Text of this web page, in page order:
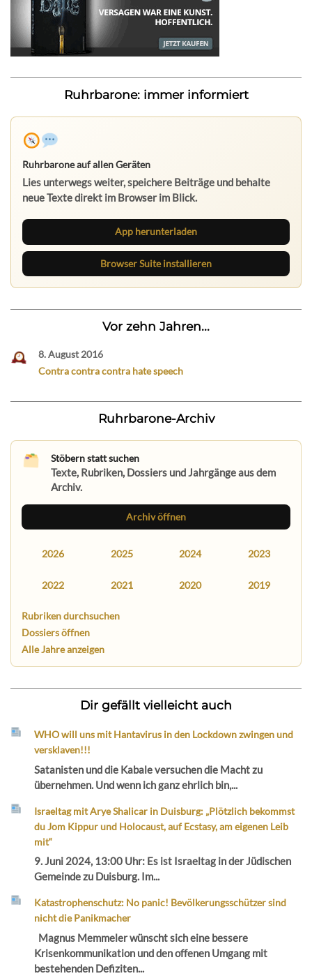
Ruhrbarone: immer informiert
Ruhrbarone auf allen Geräten
Lies unterwegs weiter, speichere Beiträge und behalte
neue Texte direkt im Browser im Blick.
App herunterladen
Browser Suite installieren
Vor zehn Jahren...
8. August 2016
Contra contra contra hate speech
Ruhrbarone-Archiv
Stöbern statt suchen
Texte, Rubriken, Dossiers und Jahrgänge aus dem
Archiv.
Archiv öffnen
2026 2025 2024 2023
2022 2021 2020 2019
Rubriken durchsuchen
Dossiers öffnen
Alle Jahre anzeigen
Dir gefällt vielleicht auch
WHO will uns mit Hantavirus in den Lockdown zwingen und
versklaven!!!
Satanisten und die Kabale versuchen die Macht zu
übernehmen. Und wenn ich ganz ehrlich bin,...
Israeltag mit Arye Shalicar in Duisburg: „Plötzlich bekommst
du Jom Kippur und Holocaust, auf Ecstasy, am eigenen Leib
mit“
9. Juni 2024, 13:00 Uhr: Es ist Israeltag in der Jüdischen
Gemeinde zu Duisburg. Im...
Katastrophenschutz: No panic! Bevölkerungsschützer sind
nicht die Panikmacher
Magnus Memmeler wünscht sich eine bessere
Krisenkommunikation und den offenen Umgang mit
bestehenden Defiziten...